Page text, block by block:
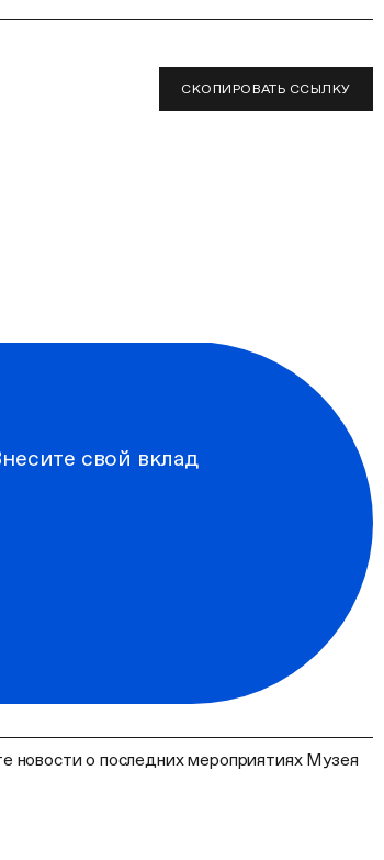
СКОПИРОВАТЬ ССЫЛКУ
свой вклад
новости о последних мероприятиях Музея